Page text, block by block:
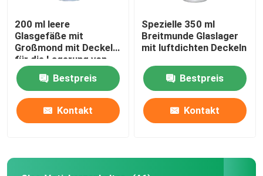
200 ml leere
Glasgefäße mit
Großmond mit Deckel
für die Lagerung von
Lebensmitteln
Bestpreis
Kontakt
Spezielle 350 ml
Breitmunde Glaslager
mit luftdichten Deckeln
Bestpreis
Kontakt